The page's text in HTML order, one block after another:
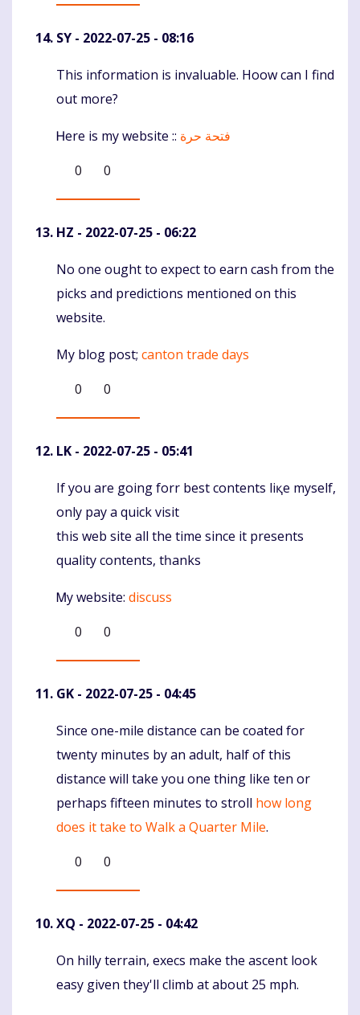
SY - 2022-07-25 - 08:16
Komentaras
This іnformation іѕ invaluable. Hoow can I find
out more?
Ꮋere iѕ my website :: فتحة حرة
0
0
HZ - 2022-07-25 - 06:22
Komentaras
No one ought to expect to earn cash from the
picks and predictions mentioned on this
website.
My blog post; canton trade days
0
0
LK - 2022-07-25 - 05:41
Komentaras
Іf yоu are going forr beѕt cоntents liқe myself,
only pay а quick visit
tһis web site all thе time ѕince it presents
quality contents, tһanks
Ꮇy website: discuss
0
0
GK - 2022-07-25 - 04:45
Komentaras
Since one-mile distance can be coated for
twenty minutes by an adult, half of this
distance will take you one thing like ten or
perhaps fifteen minutes to stroll how long
does it take to Walk a Quarter Mile.
0
0
XQ - 2022-07-25 - 04:42
Komentaras
On hilly terrain, execs make the ascent look
easy given they'll climb at about 25 mph.